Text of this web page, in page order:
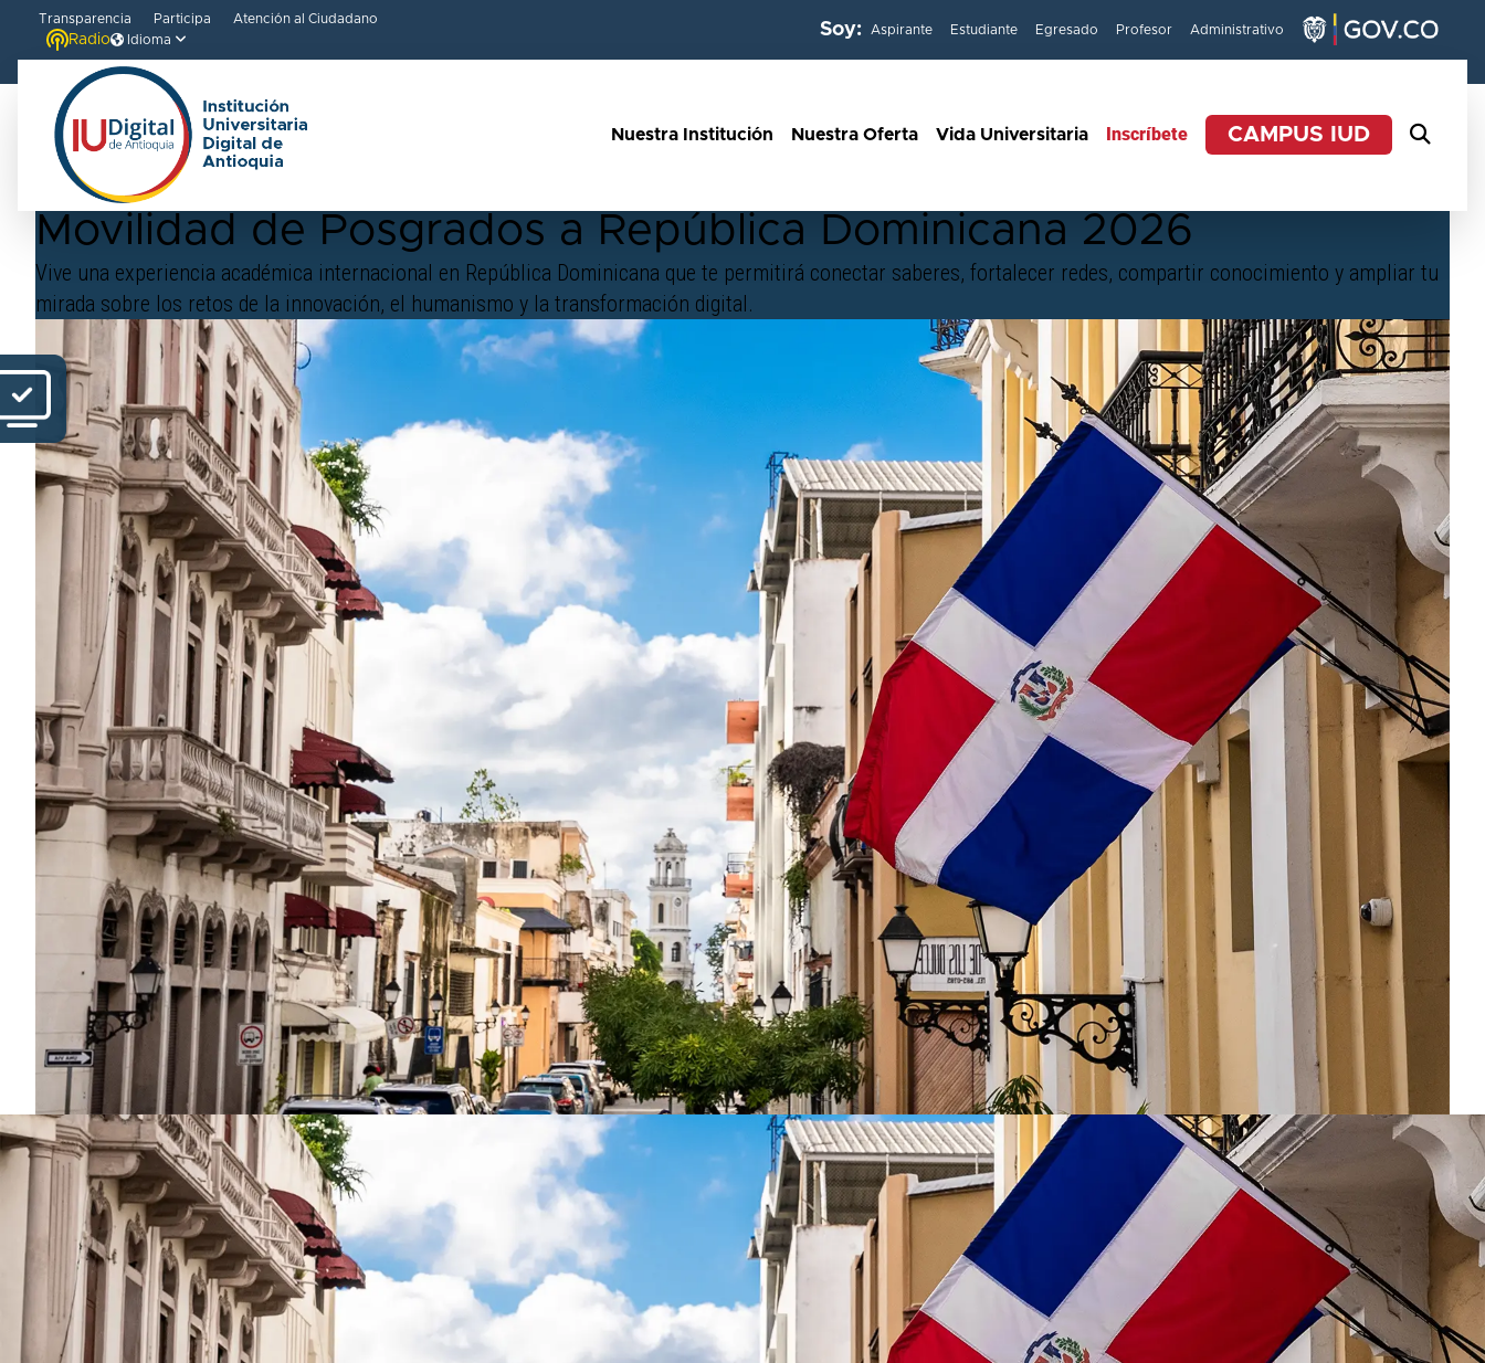
Transparencia Participa Atención al Ciudadano
Radio Idioma Soy: Aspirante Estudiante Egresado Profesor Administrativo
Nuestra Institución Nuestra Oferta Vida Universitaria Inscríbete CAMPUS IUD
/Movilidad de Posgrados a República Dominicana 2026
Movilidad de Posgrados a República Dominicana 2026
Vive una experiencia académica internacional en República Dominicana que te permitirá conectar saberes, fortalecer redes, compartir conocimiento y ampliar tu
mirada sobre los retos de la innovación, el humanismo y la transformación digital.